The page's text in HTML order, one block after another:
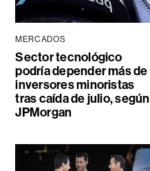
MERCADOS
Sector tecnológico
podría depender más de
inversores minoristas
tras caída de julio, según
JPMorgan